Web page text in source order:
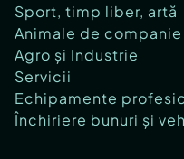
Sport, timp liber, artă
Animale de companie
Agro și Industrie
Servicii
Echipamente
Închiriere bunuri și